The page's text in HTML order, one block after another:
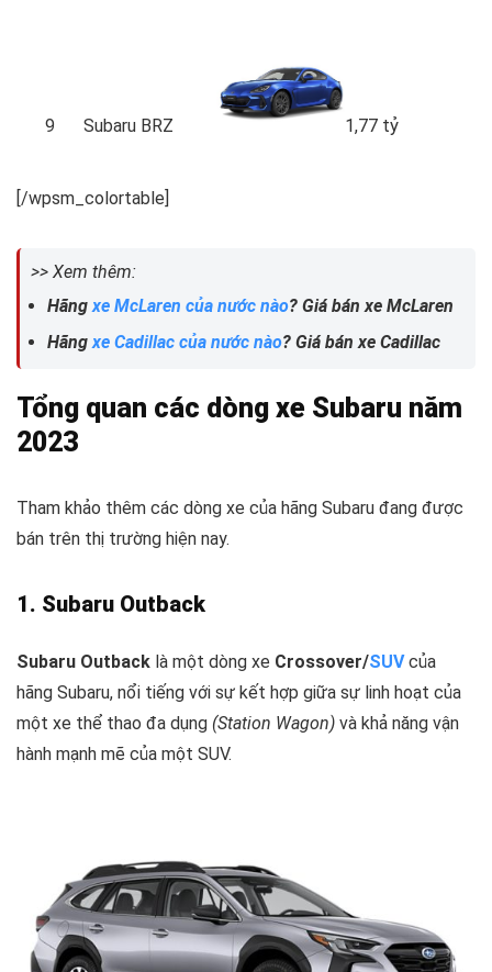
9 Subaru BRZ 1,77 tỷ
[/wpsm_colortable]
>> Xem thêm:
Hãngxe McLaren của nước nào? Giá bán xe McLaren
Hãngxe Cadillac của nước nào? Giá bán xe Cadillac
Tổng quan các dòng xe Subaru năm
2023
Tham khảo thêm các dòng xe của hãng Subaru đang được
bán trên thị trường hiện nay.
1. Subaru Outback
Subaru Outback là một dòng xe Crossover/SUVcủa
hãng Subaru, nổi tiếng với sự kết hợp giữa sự linh hoạt của
một xe thể thao đa dụng (Station Wagon) và khả năng vận
hành mạnh mẽ của một SUV.